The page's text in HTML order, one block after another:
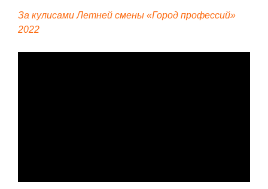
За кулисами Летней смены «Город профессий»
2022